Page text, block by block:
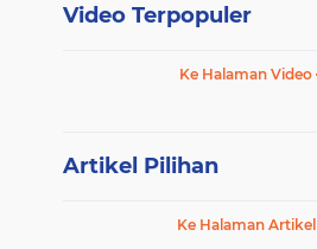
Video Terpopuler
Ke Halaman Video
Artikel Pilihan
Ke Halaman Artikel